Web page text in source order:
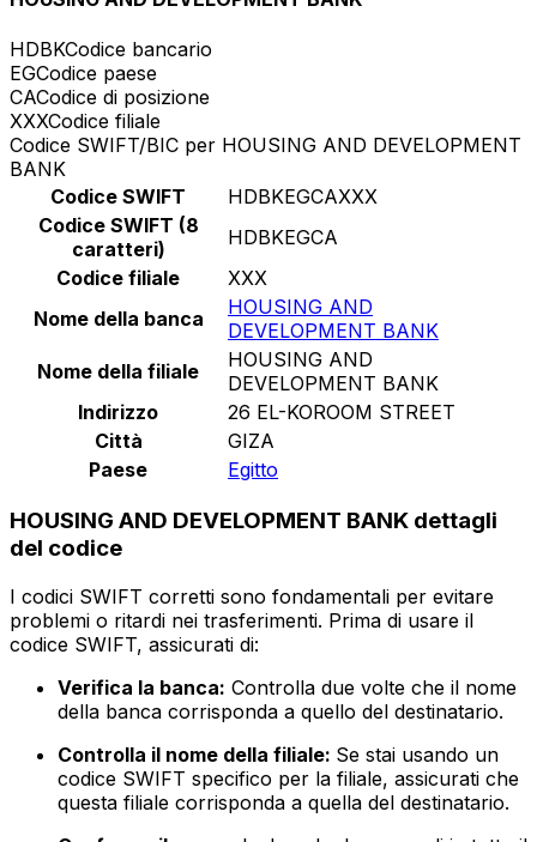
HDBKCodice bancario
EGCodice paese
CACodice di posizione
XXXCodice filiale
Codice SWIFT/BIC per HOUSING AND DEVELOPMENT
BANK
Codice SWIFT
HDBKEGCAXXX
Codice SWIFT (8
caratteri)
HDBKEGCA
Codice filiale
XXX
Nome della banca
HOUSING AND
DEVELOPMENT BANK
Nome della filiale
HOUSING AND
DEVELOPMENT BANK
Indirizzo
26 EL-KOROOM STREET
Città
GIZA
Paese
Egitto
HOUSING AND DEVELOPMENT BANK dettagli
del codice
I codici SWIFT corretti sono fondamentali per evitare
problemi o ritardi nei trasferimenti. Prima di usare il
codice SWIFT, assicurati di:
Verifica la banca: Controlla due volte che il nome
della banca corrisponda a quello del destinatario.
Controlla il nome della filiale: Se stai usando un
codice SWIFT specifico per la filiale, assicurati che
questa filiale corrisponda a quella del destinatario.